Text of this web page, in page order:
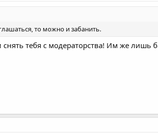
то можно и забанить.
тебя с модераторства! Им же лишь